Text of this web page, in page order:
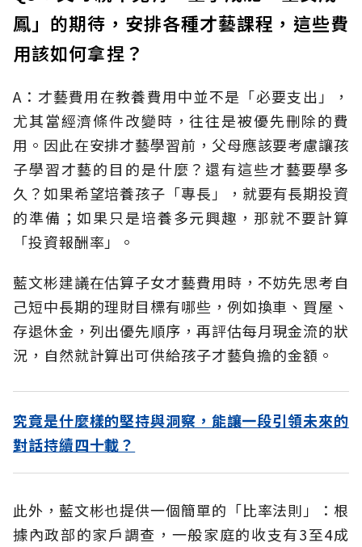
鳳」的期待，安排各種才藝課程，這些費
用該如何拿捏？
A：才藝費用在教養費用中並不是「必要支出」，
尤其當經濟條件改變時，往往是被優先刪除的費
用。因此在安排才藝學習前，父母應該要考慮讓孩
子學習才藝的目的是什麼？還有這些才藝要學多
久？如果希望培養孩子「專長」，就要有長期投資
的準備；如果只是培養多元興趣，那就不要計算
「投資報酬率」。
藍文彬建議在估算子女才藝費用時，不妨先思考自
己短中長期的理財目標有哪些，例如換車、買屋、
存退休金，列出優先順序，再評估每月現金流的狀
況，自然就計算出可供給孩子才藝負擔的金額。
究竟是什麼樣的堅持與洞察，能讓一段引領未來的
對話持續四十載？
此外，藍文彬也提供一個簡單的「比率法則」：根
據內政部的家戶調查，一般家庭的收支有3至4成